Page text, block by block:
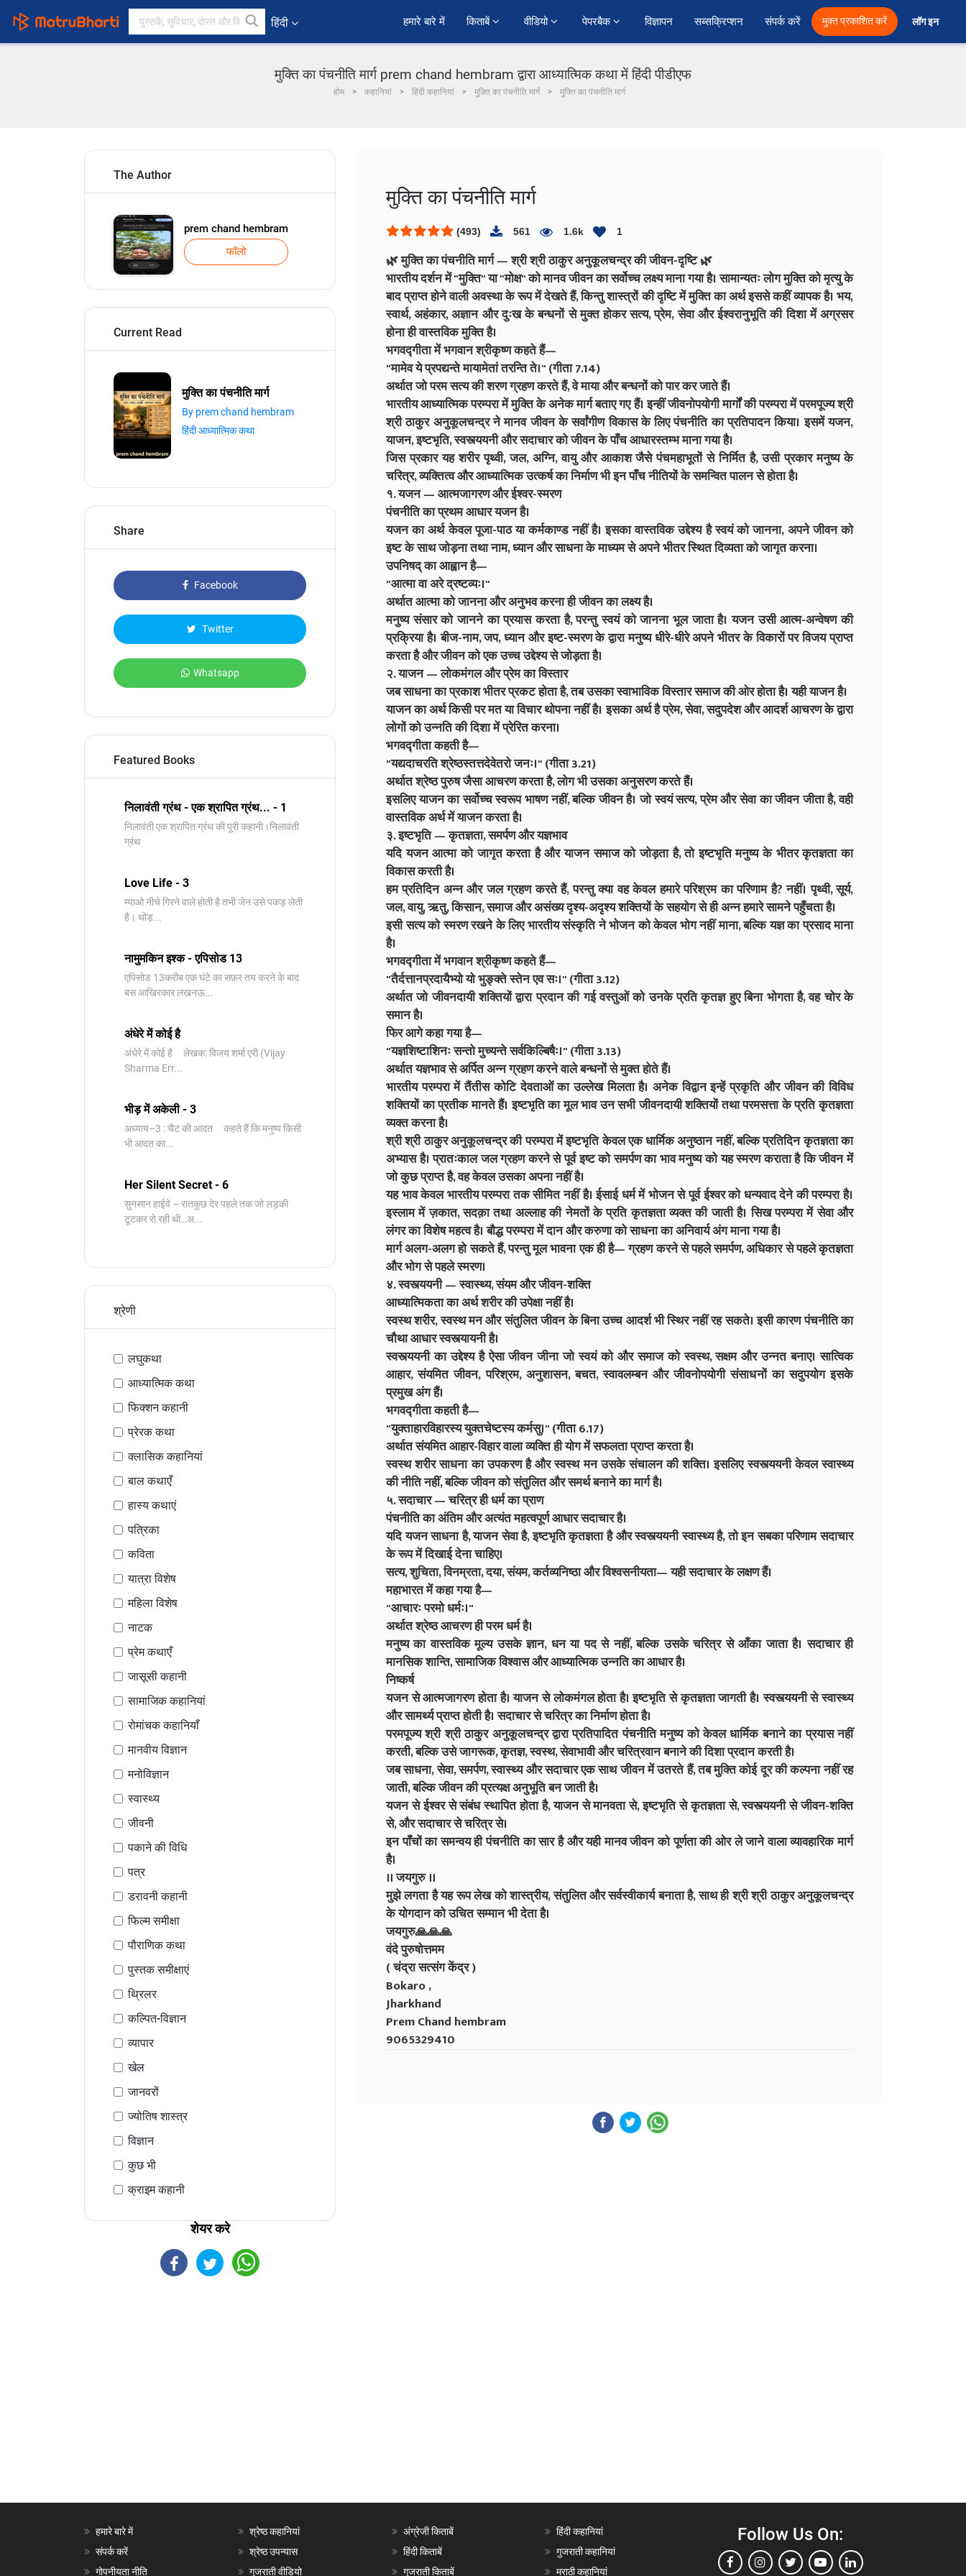
हिंदी हमारे बारे में किताबें वीडियो पेपरबैक विज्ञापन सब्सक्रिप्शन संपर्क करें मुक्त प्रकाशित करें लॉग इन
मुक्ति का पंचनीति मार्ग prem chand hembram द्वारा आध्यात्मिक कथा में हिंदी पीडीएफ
होम कहानियां हिंदी कहानियां मुक्ति का पंचनीति मार्ग मुक्ति का पंचनीति मार्ग
The Author
prem chand hembram
फॉलो
Current Read
मुक्ति का पंचनीति मार्ग
By prem chand hembram
हिंदी आध्यात्मिक कथा
Share
Facebook
Twitter
Whatsapp
Featured Books
निलावंती ग्रंथ - एक श्रापित ग्रंथ... - 1
निलावंती एक श्रापित ग्रंथ की पूरी कहानी।निलावंती
ग्रंथ
Love Life - 3
म्याओ नीचे गिरने वाले होती है तभी जेन उसे पकड़ लेती
है। थोड़...
नामुमकिन इश्क - एपिसोड 13
एपिसोड 13करीब एक घंटे का सफ़र तय करने के बाद
बस आखिरकार लखनऊ...
अंधेरे में कोई है
अंधेरे में कोई है लेखक: विजय शर्मा एरी (Vijay
Sharma Err...
भीड़ में अकेली - 3
अध्याय–3 : चैट की आदत कहते हैं कि मनुष्य किसी
भी आदत का...
Her Silent Secret - 6
सुनसान हाईवे – रातकुछ देर पहले तक जो लड़की
टूटकर रो रही थी…अ...
श्रेणी
लघुकथा
आध्यात्मिक कथा
फिक्शन कहानी
प्रेरक कथा
क्लासिक कहानियां
बाल कथाएँ
हास्य कथाएं
पत्रिका
कविता
यात्रा विशेष
महिला विशेष
नाटक
प्रेम कथाएँ
जासूसी कहानी
सामाजिक कहानियां
रोमांचक कहानियाँ
मानवीय विज्ञान
मनोविज्ञान
स्वास्थ्य
जीवनी
पकाने की विधि
पत्र
डरावनी कहानी
फिल्म समीक्षा
पौराणिक कथा
पुस्तक समीक्षाएं
थ्रिलर
कल्पित-विज्ञान
व्यापार
खेल
जानवरों
ज्योतिष शास्त्र
विज्ञान
कुछ भी
क्राइम कहानी
शेयर करे
मुक्ति का पंचनीति मार्ग
(493) 561 1.6k 1
🌿 मुक्ति का पंचनीति मार्ग — श्री श्री ठाकुर अनुकूलचन्द्र की जीवन-दृष्टि 🌿
भारतीय दर्शन में "मुक्ति" या "मोक्ष" को मानव जीवन का सर्वोच्च लक्ष्य माना गया है। सामान्यतः लोग मुक्ति को मृत्यु के
बाद प्राप्त होने वाली अवस्था के रूप में देखते हैं, किन्तु शास्त्रों की दृष्टि में मुक्ति का अर्थ इससे कहीं व्यापक है। भय,
स्वार्थ, अहंकार, अज्ञान और दुःख के बन्धनों से मुक्त होकर सत्य, प्रेम, सेवा और ईश्वरानुभूति की दिशा में अग्रसर
होना ही वास्तविक मुक्ति है।
भगवद्गीता में भगवान श्रीकृष्ण कहते हैं—
"मामेव ये प्रपद्यन्ते मायामेतां तरन्ति ते।" (गीता 7.14)
अर्थात जो परम सत्य की शरण ग्रहण करते हैं, वे माया और बन्धनों को पार कर जाते हैं।
भारतीय आध्यात्मिक परम्परा में मुक्ति के अनेक मार्ग बताए गए हैं। इन्हीं जीवनोपयोगी मार्गों की परम्परा में परमपूज्य श्री
श्री ठाकुर अनुकूलचन्द्र ने मानव जीवन के सर्वांगीण विकास के लिए पंचनीति का प्रतिपादन किया। इसमें यजन,
याजन, इष्टभृति, स्वस्त्ययनी और सदाचार को जीवन के पाँच आधारस्तम्भ माना गया है।
जिस प्रकार यह शरीर पृथ्वी, जल, अग्नि, वायु और आकाश जैसे पंचमहाभूतों से निर्मित है, उसी प्रकार मनुष्य के
चरित्र, व्यक्तित्व और आध्यात्मिक उत्कर्ष का निर्माण भी इन पाँच नीतियों के समन्वित पालन से होता है।
१. यजन — आत्मजागरण और ईश्वर-स्मरण
पंचनीति का प्रथम आधार यजन है।
यजन का अर्थ केवल पूजा-पाठ या कर्मकाण्ड नहीं है। इसका वास्तविक उद्देश्य है स्वयं को जानना, अपने जीवन को
इष्ट के साथ जोड़ना तथा नाम, ध्यान और साधना के माध्यम से अपने भीतर स्थित दिव्यता को जागृत करना।
उपनिषद् का आह्वान है—
"आत्मा वा अरे द्रष्टव्यः।"
अर्थात आत्मा को जानना और अनुभव करना ही जीवन का लक्ष्य है।
मनुष्य संसार को जानने का प्रयास करता है, परन्तु स्वयं को जानना भूल जाता है। यजन उसी आत्म-अन्वेषण की
प्रक्रिया है। बीज-नाम, जप, ध्यान और इष्ट-स्मरण के द्वारा मनुष्य धीरे-धीरे अपने भीतर के विकारों पर विजय प्राप्त
करता है और जीवन को एक उच्च उद्देश्य से जोड़ता है।
२. याजन — लोकमंगल और प्रेम का विस्तार
जब साधना का प्रकाश भीतर प्रकट होता है, तब उसका स्वाभाविक विस्तार समाज की ओर होता है। यही याजन है।
याजन का अर्थ किसी पर मत या विचार थोपना नहीं है। इसका अर्थ है प्रेम, सेवा, सदुपदेश और आदर्श आचरण के द्वारा
लोगों को उन्नति की दिशा में प्रेरित करना।
भगवद्गीता कहती है—
"यद्यदाचरति श्रेष्ठस्तत्तदेवेतरो जनः।" (गीता 3.21)
अर्थात श्रेष्ठ पुरुष जैसा आचरण करता है, लोग भी उसका अनुसरण करते हैं।
इसलिए याजन का सर्वोच्च स्वरूप भाषण नहीं, बल्कि जीवन है। जो स्वयं सत्य, प्रेम और सेवा का जीवन जीता है, वही
वास्तविक अर्थ में याजन करता है।
३. इष्टभृति — कृतज्ञता, समर्पण और यज्ञभाव
यदि यजन आत्मा को जागृत करता है और याजन समाज को जोड़ता है, तो इष्टभृति मनुष्य के भीतर कृतज्ञता का
विकास करती है।
हम प्रतिदिन अन्न और जल ग्रहण करते हैं, परन्तु क्या वह केवल हमारे परिश्रम का परिणाम है? नहीं। पृथ्वी, सूर्य,
जल, वायु, ऋतु, किसान, समाज और असंख्य दृश्य-अदृश्य शक्तियों के सहयोग से ही अन्न हमारे सामने पहुँचता है।
इसी सत्य को स्मरण रखने के लिए भारतीय संस्कृति ने भोजन को केवल भोग नहीं माना, बल्कि यज्ञ का प्रसाद माना
है।
भगवद्गीता में भगवान श्रीकृष्ण कहते हैं—
"तैर्दत्तानप्रदायैभ्यो यो भुङ्क्ते स्तेन एव सः।" (गीता 3.12)
अर्थात जो जीवनदायी शक्तियों द्वारा प्रदान की गई वस्तुओं को उनके प्रति कृतज्ञ हुए बिना भोगता है, वह चोर के
समान है।
फिर आगे कहा गया है—
"यज्ञशिष्टाशिनः सन्तो मुच्यन्ते सर्वकिल्बिषैः।" (गीता 3.13)
अर्थात यज्ञभाव से अर्पित अन्न ग्रहण करने वाले बन्धनों से मुक्त होते हैं।
भारतीय परम्परा में तैंतीस कोटि देवताओं का उल्लेख मिलता है। अनेक विद्वान इन्हें प्रकृति और जीवन की विविध
शक्तियों का प्रतीक मानते हैं। इष्टभृति का मूल भाव उन सभी जीवनदायी शक्तियों तथा परमसत्ता के प्रति कृतज्ञता
व्यक्त करना है।
श्री श्री ठाकुर अनुकूलचन्द्र की परम्परा में इष्टभृति केवल एक धार्मिक अनुष्ठान नहीं, बल्कि प्रतिदिन कृतज्ञता का
अभ्यास है। प्रातःकाल जल ग्रहण करने से पूर्व इष्ट को समर्पण का भाव मनुष्य को यह स्मरण कराता है कि जीवन में
जो कुछ प्राप्त है, वह केवल उसका अपना नहीं है।
यह भाव केवल भारतीय परम्परा तक सीमित नहीं है। ईसाई धर्म में भोजन से पूर्व ईश्वर को धन्यवाद देने की परम्परा है।
इस्लाम में ज़कात, सदक़ा तथा अल्लाह की नेमतों के प्रति कृतज्ञता व्यक्त की जाती है। सिख परम्परा में सेवा और
लंगर का विशेष महत्व है। बौद्ध परम्परा में दान और करुणा को साधना का अनिवार्य अंग माना गया है।
मार्ग अलग-अलग हो सकते हैं, परन्तु मूल भावना एक ही है— ग्रहण करने से पहले समर्पण, अधिकार से पहले कृतज्ञता
और भोग से पहले स्मरण।
४. स्वस्त्ययनी — स्वास्थ्य, संयम और जीवन-शक्ति
आध्यात्मिकता का अर्थ शरीर की उपेक्षा नहीं है।
स्वस्थ शरीर, स्वस्थ मन और संतुलित जीवन के बिना उच्च आदर्श भी स्थिर नहीं रह सकते। इसी कारण पंचनीति का
चौथा आधार स्वस्त्यायनी है।
स्वस्त्ययनी का उद्देश्य है ऐसा जीवन जीना जो स्वयं को और समाज को स्वस्थ, सक्षम और उन्नत बनाए। सात्विक
आहार, संयमित जीवन, परिश्रम, अनुशासन, बचत, स्वावलम्बन और जीवनोपयोगी संसाधनों का सदुपयोग इसके
प्रमुख अंग हैं।
भगवद्गीता कहती है—
"युक्ताहारविहारस्य युक्तचेष्टस्य कर्मसु।" (गीता 6.17)
अर्थात संयमित आहार-विहार वाला व्यक्ति ही योग में सफलता प्राप्त करता है।
स्वस्थ शरीर साधना का उपकरण है और स्वस्थ मन उसके संचालन की शक्ति। इसलिए स्वस्त्ययनी केवल स्वास्थ्य
की नीति नहीं, बल्कि जीवन को संतुलित और समर्थ बनाने का मार्ग है।
५. सदाचार — चरित्र ही धर्म का प्राण
पंचनीति का अंतिम और अत्यंत महत्वपूर्ण आधार सदाचार है।
यदि यजन साधना है, याजन सेवा है, इष्टभृति कृतज्ञता है और स्वस्त्ययनी स्वास्थ्य है, तो इन सबका परिणाम सदाचार
के रूप में दिखाई देना चाहिए।
सत्य, शुचिता, विनम्रता, दया, संयम, कर्तव्यनिष्ठा और विश्वसनीयता— यही सदाचार के लक्षण हैं।
महाभारत में कहा गया है—
"आचारः परमो धर्मः।"
अर्थात श्रेष्ठ आचरण ही परम धर्म है।
मनुष्य का वास्तविक मूल्य उसके ज्ञान, धन या पद से नहीं, बल्कि उसके चरित्र से आँका जाता है। सदाचार ही
मानसिक शान्ति, सामाजिक विश्वास और आध्यात्मिक उन्नति का आधार है।
निष्कर्ष
यजन से आत्मजागरण होता है। याजन से लोकमंगल होता है। इष्टभृति से कृतज्ञता जागती है। स्वस्त्ययनी से स्वास्थ्य
और सामर्थ्य प्राप्त होती है। सदाचार से चरित्र का निर्माण होता है।
परमपूज्य श्री श्री ठाकुर अनुकूलचन्द्र द्वारा प्रतिपादित पंचनीति मनुष्य को केवल धार्मिक बनाने का प्रयास नहीं
करती, बल्कि उसे जागरूक, कृतज्ञ, स्वस्थ, सेवाभावी और चरित्रवान बनाने की दिशा प्रदान करती है।
जब साधना, सेवा, समर्पण, स्वास्थ्य और सदाचार एक साथ जीवन में उतरते हैं, तब मुक्ति कोई दूर की कल्पना नहीं रह
जाती, बल्कि जीवन की प्रत्यक्ष अनुभूति बन जाती है।
यजन से ईश्वर से संबंध स्थापित होता है, याजन से मानवता से, इष्टभृति से कृतज्ञता से, स्वस्त्ययनी से जीवन-शक्ति
से, और सदाचार से चरित्र से।
इन पाँचों का समन्वय ही पंचनीति का सार है और यही मानव जीवन को पूर्णता की ओर ले जाने वाला व्यावहारिक मार्ग
है।
॥ जयगुरु ॥
मुझे लगता है यह रूप लेख को शास्त्रीय, संतुलित और सर्वस्वीकार्य बनाता है, साथ ही श्री श्री ठाकुर अनुकूलचन्द्र
के योगदान को उचित सम्मान भी देता है।
जयगुरु🙏🙏🙏
वंदे पुरुषोत्तमम
( चंद्रा सत्संग केंद्र )
Bokaro ,
Jharkhand
Prem Chand hembram
9065329410
हमारे बारे में
संपर्क करें
गोपनीयता नीति
श्रेष्ठ कहानियां
श्रेष्ठ उपन्यास
गुजराती वीडियो
अंग्रेजी किताबें
हिंदी किताबें
गुजराती किताबें
हिंदी कहानियां
गुजराती कहानियां
मराठी कहानियां
Follow Us On: